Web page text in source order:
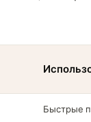
Быстрые